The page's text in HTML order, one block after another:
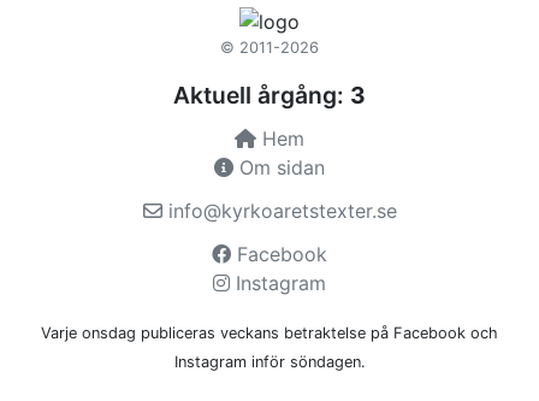
© 2011-2026
Aktuell årgång: 3
Hem
Om sidan
info@kyrkoaretstexter.se
Facebook
Instagram
Varje onsdag publiceras veckans betraktelse på Facebook och
Instagram inför söndagen.